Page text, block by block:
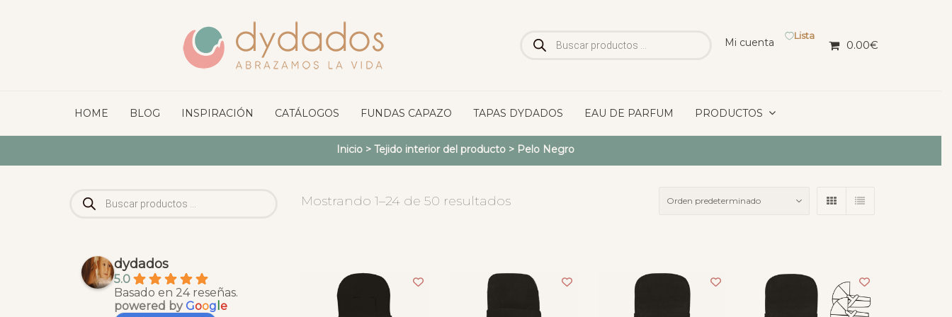
de
productos
Mi cuenta
Lista
0.00€
HOME BLOG INSPIRACIÓN CATÁLOGOS FUNDAS CAPAZO TAPAS DYDADOS EAU DE PARFUM PRODUCTOS
Inicio> Tejido interior del producto > Pelo Negro
Mostrando 1–24 de 50 resultados
productos
dydados
5.0
Basado en 24 reseñas.
powered byGoog e